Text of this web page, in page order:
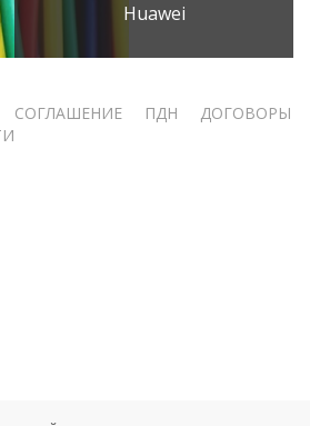
Huawei
СОГЛАШЕНИЕ ПДН
ДОГОВОРЫ